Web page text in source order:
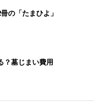
ッコリー バジルサラ
和えの味も、たっぷり入
ったそうですよ。ラン
の「たまひよ」
？墓じまい費用